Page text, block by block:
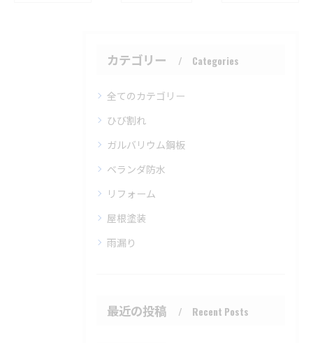
カテゴリー Categories
全てのカテゴリー
ひび割れ
ガルバリウム鋼板
ベランダ防水
リフォーム
屋根塗装
雨漏り
最近の投稿 Recent Posts